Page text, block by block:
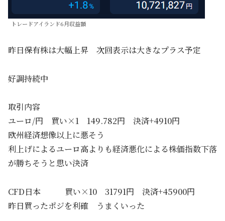
トレードアイランド6月収益額
昨日保有株は大幅上昇 次回表示は大きなプラス予定
好調持続中
取引内容
ユーロ/円 買い×1 149.782円 決済+4910円
欧州経済想像以上に悪そう
利上げによるユーロ高よりも経済悪化による株価指数下落
が勝ちそうと思い決済
CFD日本 買い×10 31791円 決済+45900円
昨日買ったポジを利確 うまくいった